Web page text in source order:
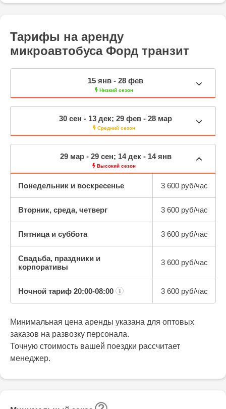
Тарифы на аренду
микроавтобуса Форд транзит
15 янв - 28 фев
Низкий сезон
30 сен - 13 дек; 29 фев - 28 мар
Средний сезон
29 мар - 29 сен; 14 дек - 14 янв
Высокий сезон
Понедельник и воскресенье 3 600 руб/час
Вторник, среда, четверг 3 600 руб/час
Пятница и суббота 3 600 руб/час
Свадьба, праздники и
корпоративы
3 600 руб/час
Ночной тариф 20:00-08:00 ¡ 3 600 руб/час
Минимальная цена аренды указана для оптовых
заказов на развозку персонала.
Точную стоимость вашей поездки рассчитает
менеджер.